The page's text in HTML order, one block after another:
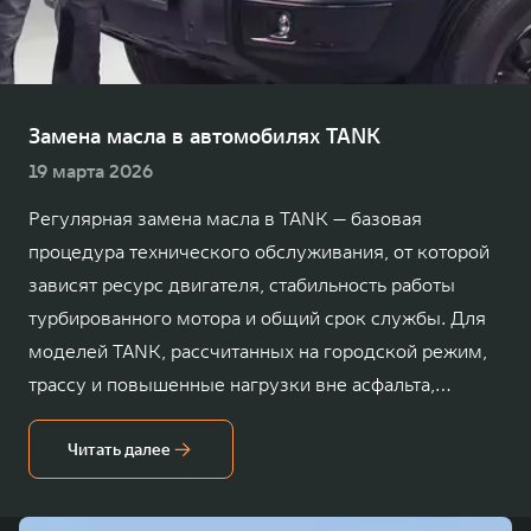
TANK 500
от 6 499 000 ₽ от 10 199 000 ₽
WEY 07
Расширяя границы комфорта
от 6 149 000 ₽
WEY 05
Эстетика нового времени
от 5 699 000 ₽
TANK Финансы
Корпоративным клиентам
TANK Кредит
TANK Лизинг
TANK Страхование
Сервис
Специальные предложения
ЦИФРОВЫЕ СЕРВИСЫ TANK
Цифровые сервисы TANK
Подписки
Замена масла в автомобилях TANK
19 марта 2026
Регулярная замена масла в TANK — базовая
процедура технического обслуживания, от которой
зависят ресурс двигателя, стабильность работы
турбированного мотора и общий срок службы. Для
моделей TANK, рассчитанных на городской режим,
трассу и повышенные нагрузки вне асфальта,
состояние смазочных материалов особенно важно.
Своевременное обслуживание помогает сохранить
рабочие характеристики силового агрегата, снизить
износ деталей и предупредить серьезные
Читать далее